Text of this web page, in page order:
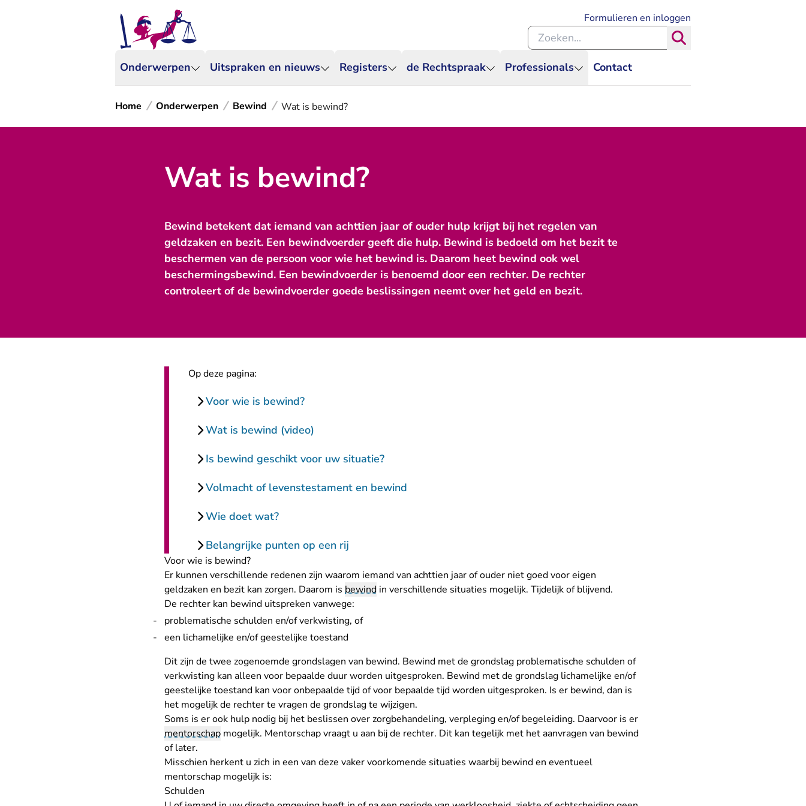
Onderwerpen Uitspraken en nieuws Registers de Rechtspraak Professionals Contact
Formulieren en inloggen
Zoeken binnen de Rechtspraak
Home Onderwerpen Bewind Wat is bewind?
Wat is bewind?
Bewind betekent dat iemand van achttien jaar of ouder hulp krijgt bij het regelen van
geldzaken en bezit. Een bewindvoerder geeft die hulp. Bewind is bedoeld om het bezit te
beschermen van de persoon voor wie het bewind is. Daarom heet bewind ook wel
beschermingsbewind. Een bewindvoerder is benoemd door een rechter. De rechter
controleert of de bewindvoerder goede beslissingen neemt over het geld en bezit.
Op deze pagina:
Voor wie is bewind?
Wat is bewind (video)
Is bewind geschikt voor uw situatie?
Volmacht of levenstestament en bewind
Wie doet wat?
Belangrijke punten op een rij
Voor wie is bewind?
Er kunnen verschillende redenen zijn waarom iemand van achttien jaar of ouder niet goed voor eigen
geldzaken en bezit kan zorgen. Daarom is bewind in verschillende situaties mogelijk. Tijdelijk of blijvend.
De rechter kan bewind uitspreken vanwege:
problematische schulden en/of verkwisting, of
een lichamelijke en/of geestelijke toestand
Dit zijn de twee zogenoemde grondslagen van bewind. Bewind met de grondslag problematische schulden of
verkwisting kan alleen voor bepaalde duur worden uitgesproken. Bewind met de grondslag lichamelijke en/of
geestelijke toestand kan voor onbepaalde tijd of voor bepaalde tijd worden uitgesproken. Is er bewind, dan is
het mogelijk de rechter te vragen de grondslag te wijzigen.
Soms is er ook hulp nodig bij het beslissen over zorgbehandeling, verpleging en/of begeleiding. Daarvoor is er
mentorschap mogelijk. Mentorschapvraagt u aan bij de rechter. Dit kan tegelijk met het aanvragen van bewind
of later.
Misschien herkent u zich in een van deze vaker voorkomende situaties waarbij bewind en eventueel
mentorschap mogelijk is:
Schulden